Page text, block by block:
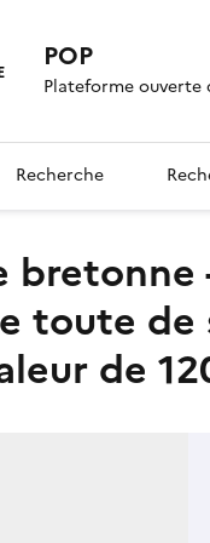
POP
Plateforme
Recherche
toute de
de